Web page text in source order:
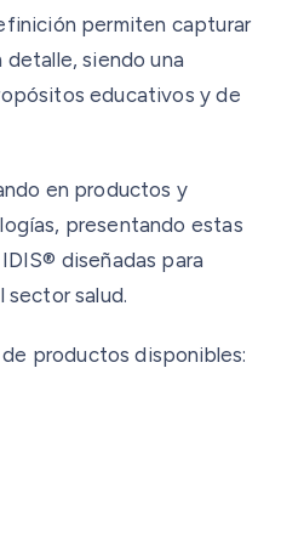
permiten capturar
siendo una
educativos y de
en productos y
presentando estas
diseñadas para
sector salud.
productos disponibles: